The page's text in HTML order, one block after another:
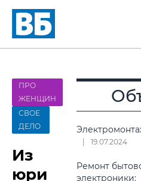
ПРО
ЖЕНЩИН
СВОЕ
ДЕЛО
Из
юри
19.07.2024
Ремонт
электроники: